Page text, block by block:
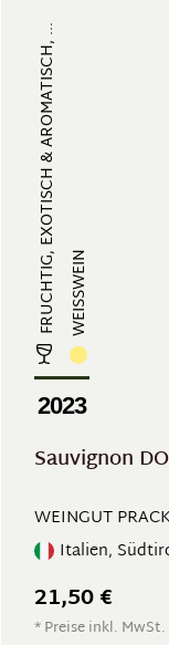
FRUCHTIG, EXOTISCH & AROMATISCH, ... WEISSWEIN
2023
Sauvignon
WEINGUT
Italien,
21,50 €
* Preise inkl.